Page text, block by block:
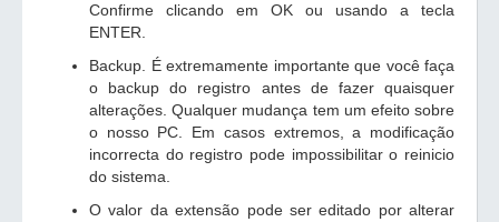
Confirme clicando em OK ou usando a tecla
ENTER.
Backup. É extremamente importante que você faça
o backup do registro antes de fazer quaisquer
alterações. Qualquer mudança tem um efeito sobre
o nosso PC. Em casos extremos, a modificação
incorrecta do registro pode impossibilitar o reinicio
do sistema.
O valor da extensão pode ser editado por alterar